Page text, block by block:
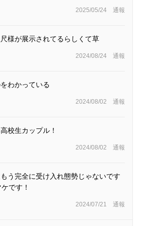
2025/05/24 通報
様が展示されてるらしくて草
2024/08/24 通報
わかっている
2024/08/02 通報
校生カップル！
2024/08/02 通報
う完全に受け入れ態勢じゃないです
です！
2024/07/21 通報